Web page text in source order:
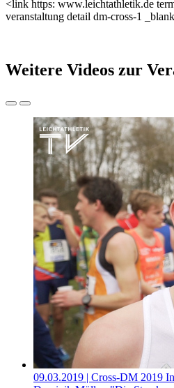
<link https: www.leichtathletik.de
veranstaltung detail dm-cross-1
Weitere Videos zur
09.03.2019 | Cross-DM 2019